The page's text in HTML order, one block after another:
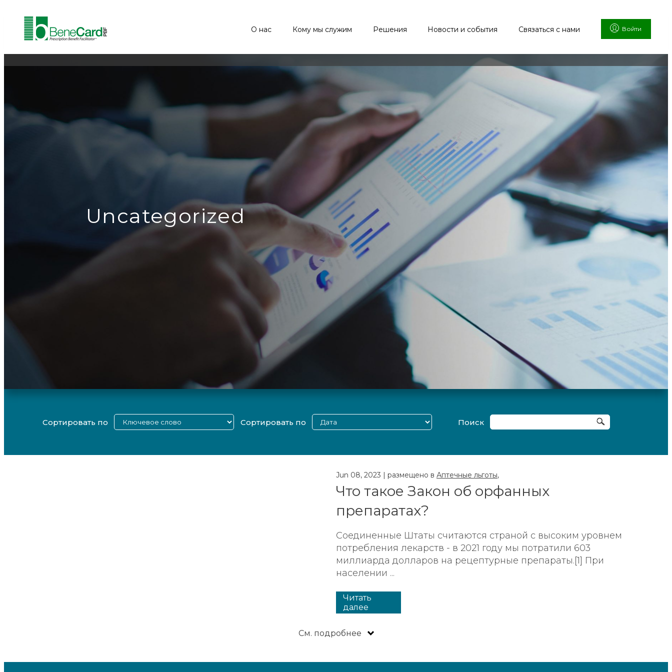
О нас Кому мы служим Решения Новости и события Связаться с нами Войти
Uncategorized
Сортировать по Сортировать по Поиск
Jun 08, 2023 | размещено в Аптечные льготы,
Что такое Закон об орфанных
препаратах?
Соединенные Штаты считаются страной с высоким уровнем
потребления лекарств - в 2021 году мы потратили 603
миллиарда долларов на рецептурные препараты.[1] При
населении ...
Читать
далее
См. подробнее